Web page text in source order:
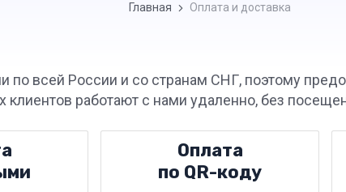
Главная Оплата и доставка
по всей России и со странам СНГ, поэтому
клиентов работают с нами удаленно, без
Оплата
по QR-⁠коду